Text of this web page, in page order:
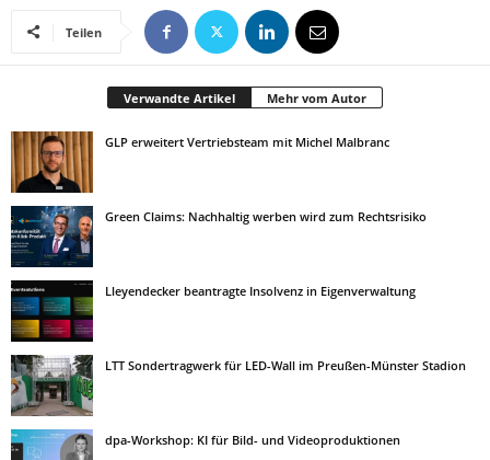
Teilen
Verwandte Artikel Mehr vom Autor
GLP erweitert Vertriebsteam mit Michel Malbranc
Green Claims: Nachhaltig werben wird zum Rechtsrisiko
Lleyendecker beantragte Insolvenz in Eigenverwaltung
LTT Sondertragwerk für LED-Wall im Preußen-Münster Stadion
dpa-Workshop: KI für Bild- und Videoproduktionen